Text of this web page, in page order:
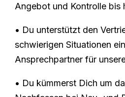
Angebot und Kontrolle bis
• Du unterstützt den
schwierigen Situationen
Ansprechpartner für
• Du kümmerst Dich um